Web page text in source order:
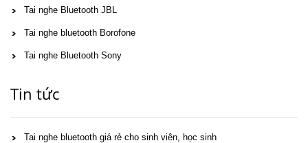
Tai nghe Bluetooth JBL
Tai nghe bluetooth Borofone
Tai nghe Bluetooth Sony
Tin tức
Tai nghe bluetooth giá rẻ cho sinh viên, học sinh